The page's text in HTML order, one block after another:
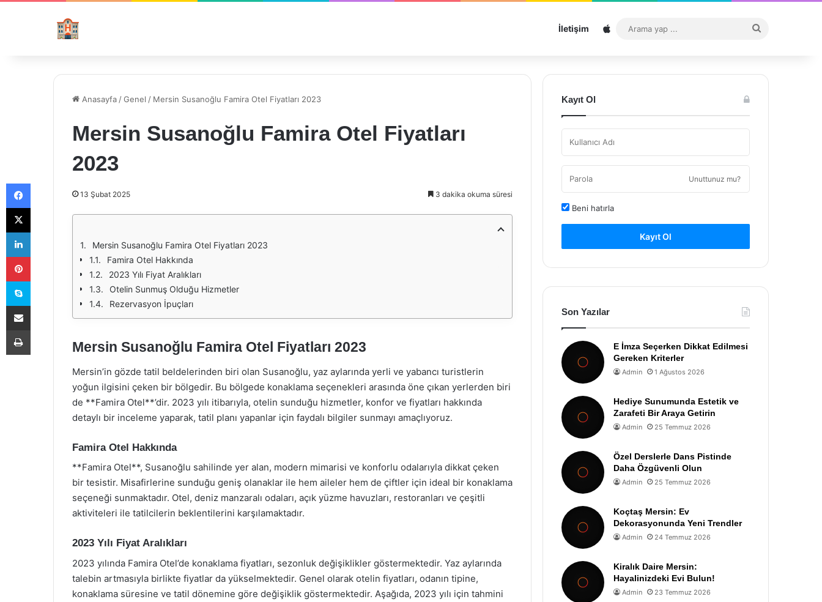
İletişim Sitemap
...
Anasayfa /Genel / Mersin Susanoğlu Famira Otel Fiyatları 2023
Mersin Susanoğlu Famira Otel Fiyatları
2023
13 Şubat 2025 3 dakika okuma süresi
Mersin Susanoğlu Famira Otel Fiyatları 2023
Famira Otel Hakkında
2023 Yılı Fiyat Aralıkları
Otelin Sunmuş Olduğu Hizmetler
Rezervasyon İpuçları
Mersin Susanoğlu Famira Otel Fiyatları 2023
Mersin’in gözde tatil beldelerinden biri olan Susanoğlu, yaz aylarında yerli ve yabancı turistlerin
yoğun ilgisini çeken bir bölgedir. Bu bölgede konaklama seçenekleri arasında öne çıkan yerlerden biri
de **Famira Otel**’dir. 2023 yılı itibarıyla, otelin sunduğu hizmetler, konfor ve fiyatları hakkında
detaylı bir inceleme yaparak, tatil planı yapanlar için faydalı bilgiler sunmayı amaçlıyoruz.
Famira Otel Hakkında
**Famira Otel**, Susanoğlu sahilinde yer alan, modern mimarisi ve konforlu odalarıyla dikkat çeken
bir tesistir. Misafirlerine sunduğu geniş olanaklar ile hem aileler hem de çiftler için ideal bir konaklama
seçeneği sunmaktadır. Otel, deniz manzaralı odaları, açık yüzme havuzları, restoranları ve çeşitli
aktiviteleri ile tatilcilerin beklentilerini karşılamaktadır.
2023 Yılı Fiyat Aralıkları
2023 yılında Famira Otel’de konaklama fiyatları, sezonluk değişiklikler göstermektedir. Yaz aylarında
talebin artmasıyla birlikte fiyatlar da yükselmektedir. Genel olarak otelin fiyatları, odanın tipine,
konaklama süresine ve tatil dönemine göre değişiklik göstermektedir. Aşağıda, 2023 yılı için tahmini
Kayıt Ol
Unuttunuz mu?
Beni hatırla
Kayıt Ol
Son Yazılar
E İmza Seçerken Dikkat Edilmesi
Gereken Kriterler
Admin 1 Ağustos 2026
Hediye Sunumunda Estetik ve
Zarafeti Bir Araya Getirin
Admin 25 Temmuz 2026
Özel Derslerle Dans Pistinde
Daha Özgüvenli Olun
Admin 25 Temmuz 2026
Koçtaş Mersin: Ev
Dekorasyonunda Yeni Trendler
Admin 24 Temmuz 2026
Kiralık Daire Mersin:
Hayalinizdeki Evi Bulun!
Admin 23 Temmuz 2026
Facebook
X
LinkedIn
Pinterest
Skype
E-Posta ile paylaş